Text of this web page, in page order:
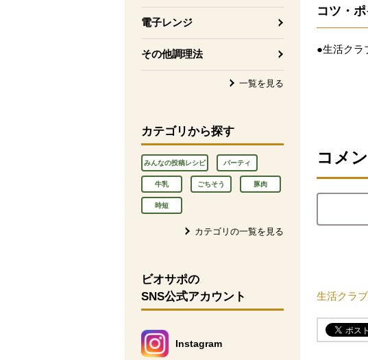
電子レンジ
その他調理法
一覧を見る
カテゴリから探す
みんなの投稿レシピ パーティ
牛乳 ごちそう 豚肉
時短
カテゴリの一覧を見る
ビオサポの
SNS公式アカウント
Instagram
別のウィンドウで開きます。
コツ・
●生活クラ
コメ
生活クラ